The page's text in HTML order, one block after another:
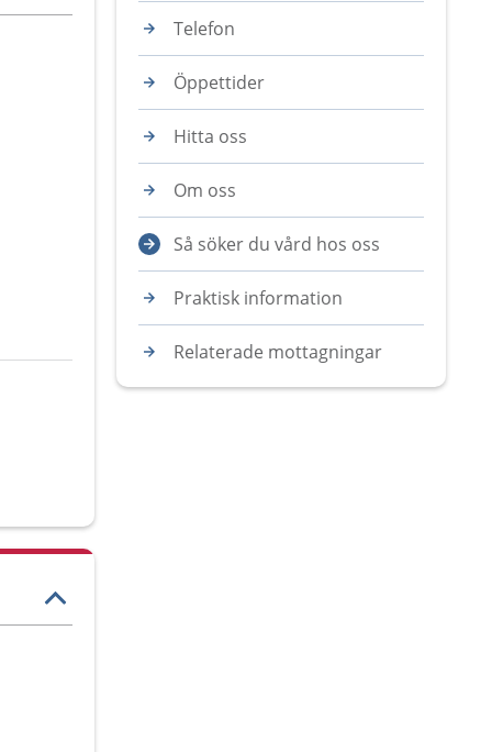
Telefon
Öppettider
Hitta oss
Om oss
Så söker du vård hos oss
Praktisk information
Relaterade mottagningar